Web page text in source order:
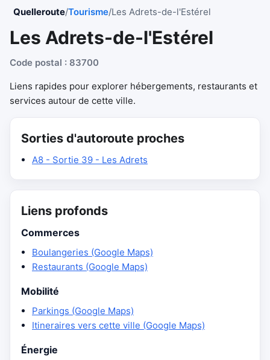
Quelleroute/Tourisme/Les Adrets-de-l'Estérel
Les Adrets-de-l'Estérel
Code postal : 83700
Liens rapides pour explorer hébergements, restaurants et
services autour de cette ville.
Sorties d'autoroute proches
A8 - Sortie 39 - Les Adrets
Liens profonds
Commerces
Boulangeries (Google Maps)
Restaurants (Google Maps)
Mobilité
Parkings (Google Maps)
Itineraires vers cette ville (Google Maps)
Énergie